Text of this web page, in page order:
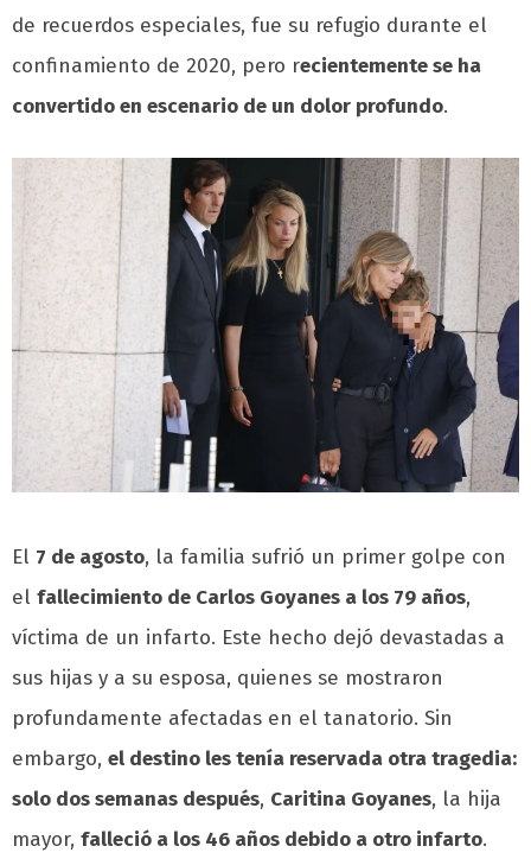
de recuerdos especiales, fue su refugio durante el
confinamiento de 2020, pero recientemente se ha
convertido en escenario de un dolor profundo.
El 7 de agosto, la familia sufrió un primer golpe con
el fallecimiento de Carlos Goyanes a los 79 años,
víctima de un infarto. Este hecho dejó devastadas a
sus hijas y a su esposa, quienes se mostraron
profundamente afectadas en el tanatorio. Sin
embargo, el destino les tenía reservada otra tragedia:
solo dos semanas después, Caritina Goyanes, la hija
mayor, falleció a los 46 años debido a otro infarto.